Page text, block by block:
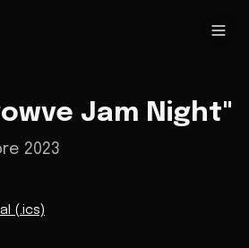
Jam Night"
2023
(.ics)